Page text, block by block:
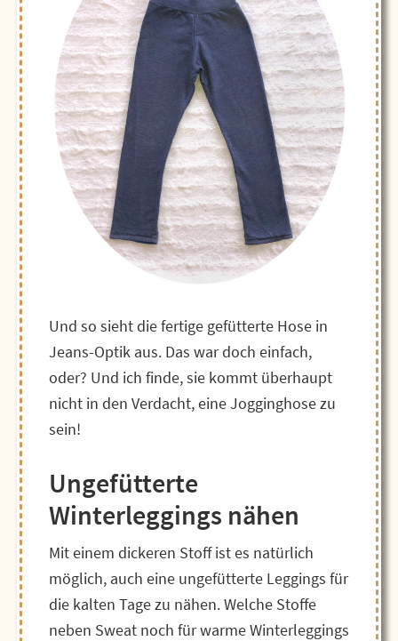
Und so sieht die fertige gefütterte Hose in
Jeans-Optik aus. Das war doch einfach,
oder? Und ich finde, sie kommt überhaupt
nicht in den Verdacht, eine Jogginghose zu
sein!
Ungefütterte
Winterleggings nähen
Mit einem dickeren Stoff ist es natürlich
möglich, auch eine ungefütterte Leggings für
die kalten Tage zu nähen. Welche Stoffe
neben Sweat noch für warme Winterleggings